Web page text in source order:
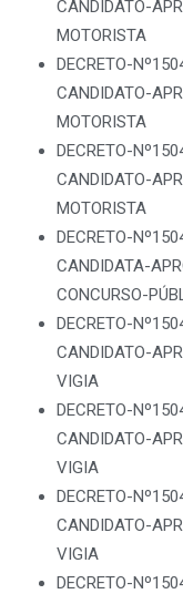
CANDIDATO-
MOTORISTA
DECRETO-
CANDIDATO-
MOTORISTA
DECRETO-
CANDIDATO-
MOTORISTA
DECRETO-
CANDIDATA-
CONCURSO-
DECRETO-
CANDIDATO-
VIGIA
DECRETO-
CANDIDATO-
VIGIA
DECRETO-
CANDIDATO-
VIGIA
DECRETO-